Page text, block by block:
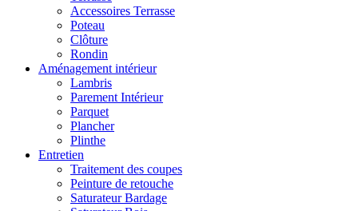
Accessoires Terrasse
Poteau
Clôture
Rondin
Aménagement intérieur
Lambris
Parement Intérieur
Parquet
Plancher
Plinthe
Entretien
Traitement des coupes
Peinture de retouche
Saturateur Bardage